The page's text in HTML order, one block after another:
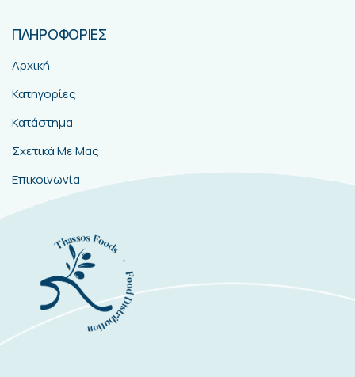
ΠΛΗΡΟΦΟΡΙΕΣ
Αρχική
Κατηγορίες
Κατάστημα
Σχετικά Με Μας
Επικοινωνία